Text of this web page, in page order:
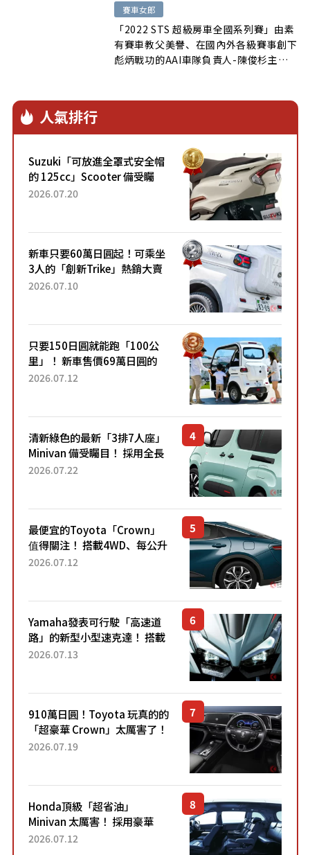
賽車女郎
「2022 STS 超級房車全國系列賽」由素
有賽車教父美譽、在國內外各級賽事創下
彪炳戰功的AAI車隊負責人-陳俊杉主
人氣排行
Suzuki「可放進全罩式安全帽
的 125cc」Scooter 備受矚
目！採用全新流線設計與各項
2026.07.20
新車只要60萬日圓起！可乘坐
3人的「創新Trike」熱銷大賣
成為人氣車款！「養車成本真
2026.07.10
只要150日圓就能跑「100公
里」！ 新車售價69萬日圓的
「3人座」Trike大受歡迎！ 順
2026.07.12
清新綠色的最新「3排7人座」
Minivan 備受矚目！ 採用全長
4.7公尺剛剛好的車身尺寸與
2026.07.22
最便宜的Toyota「Crown」
值得關注！ 搭載4WD、每公升
22.4公里低油耗表現超亮眼！
2026.07.12
Yamaha發表可行駛「高速道
路」的新型小型速克達！ 搭載
能享受超強勁「渦輪感」的動
2026.07.13
910萬日圓！Toyota 玩真的的
「超豪華 Crown」太厲害了！
採用由「匠人技藝」打造的
2026.07.19
Honda頂級「超省油」
Minivan 太厲害！ 採用豪華
「真皮座椅」與專屬「黑色內
2026.07.12